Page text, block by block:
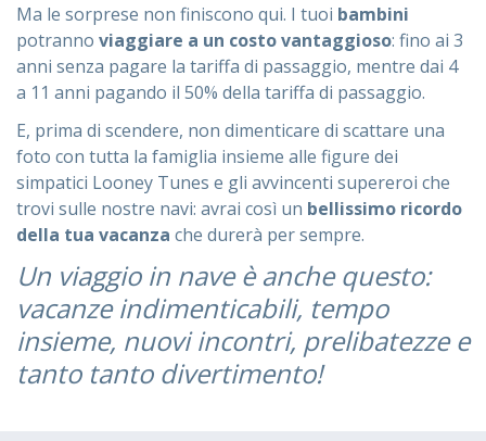
Ma le sorprese non finiscono qui. I tuoi bambini
potranno viaggiare a un costo vantaggioso: fino ai 3
anni senza pagare la tariffa di passaggio, mentre dai 4
a 11 anni pagando il 50% della tariffa di passaggio.
E, prima di scendere, non dimenticare di scattare una
foto con tutta la famiglia insieme alle figure dei
simpatici Looney Tunes e gli avvincenti supereroi che
trovi sulle nostre navi: avrai così un bellissimo ricordo
della tua vacanza che durerà per sempre.
Un viaggio in nave è anche questo:
vacanze indimenticabili, tempo
insieme, nuovi incontri, prelibatezze e
tanto tanto divertimento!